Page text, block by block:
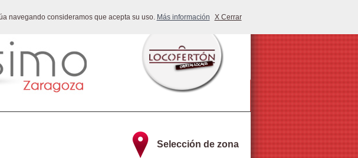
navegando consideramos que acepta su uso. Más información X Cerrar
Selección de zona